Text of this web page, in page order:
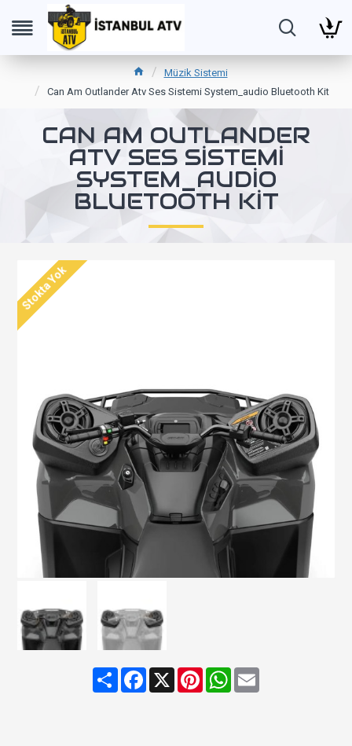
Müzik Sistemi
Can Am Outlander Atv Ses Sistemi System_audio Bluetooth Kit
CAN AM OUTLANDER
ATV SES SISTEMI
SYSTEM_AUDIO
BLUETOOTH KIT
Stokta Yok
ShareFacebook
X PinterestWhatsApp
Email